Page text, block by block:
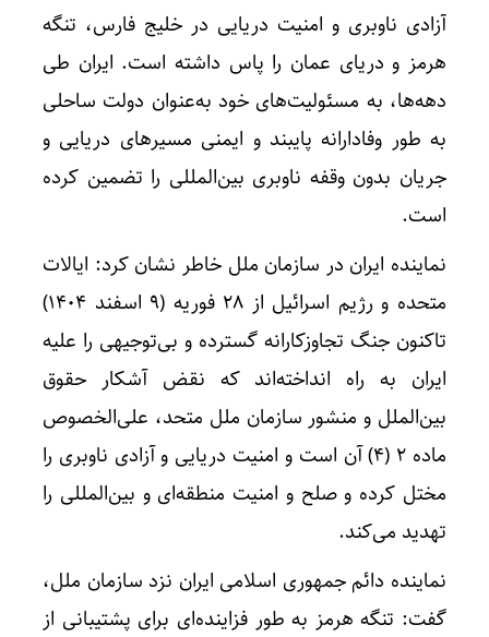
آزادی ناوبری و امنیت دریایی در خلیج فارس، تنگه
هرمز و دریای عمان را پاس داشته است. ایران طی
دهه‌ها، به مسئولیت‌های خود به‌عنوان دولت ساحلی
به طور وفادارانه پایبند و ایمنی مسیرهای دریایی و
جریان بدون وقفه ناوبری بین‌المللی را تضمین کرده
است.
نماینده ایران در سازمان ملل خاطر نشان کرد: ایالات
متحده و رژیم اسرائیل از 28 فوریه (9 اسفند 1404)
تاکنون جنگ تجاوزکارانه گسترده و بی‌توجیهی را علیه
ایران به راه انداخته‌اند که نقض آشکار حقوق
بین‌الملل و منشور سازمان ملل متحد، علی‌الخصوص
ماده 2 (4) آن است و امنیت دریایی و آزادی ناوبری را
مختل کرده و صلح و امنیت منطقه‌ای و بین‌المللی را
تهدید می‌کند.
نماینده دائم جمهوری اسلامی ایران نزد سازمان ملل،
گفت: تنگه هرمز به طور فزاینده‌ای برای پشتیبانی از